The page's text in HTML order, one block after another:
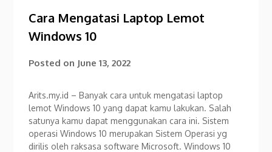
Cara Mengatasi Laptop Lemot
Windows 10
Posted on June 13, 2022
Arits.my.id – Banyak cara untuk mengatasi laptop
lemot Windows 10 yang dapat kamu lakukan. Salah
satunya kamu dapat menggunakan cara ini. Sistem
operasi Windows 10 merupakan Sistem Operasi yg
dirilis oleh raksasa software Microsoft. Windows 10